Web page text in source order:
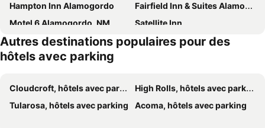
Hampton Inn Alamogordo
Fairfield Inn & Suites Alamogordo
Motel 6 Alamogordo, NM
Satellite Inn
Autres destinations populaires pour des
hôtels avec parking
Cloudcroft, hôtels avec parking
High Rolls, hôtels avec parking
Tularosa, hôtels avec parking
Acoma, hôtels avec parking